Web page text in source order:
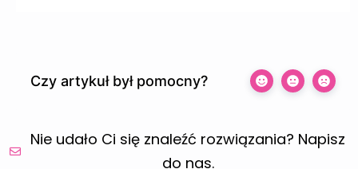
Czy artykuł był pomocny?
Nie udało Ci się znaleźć rozwiązania? Napisz
do nas.